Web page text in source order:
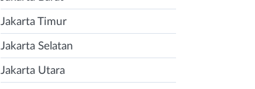
Jakarta Timur
Jakarta Selatan
Jakarta Utara